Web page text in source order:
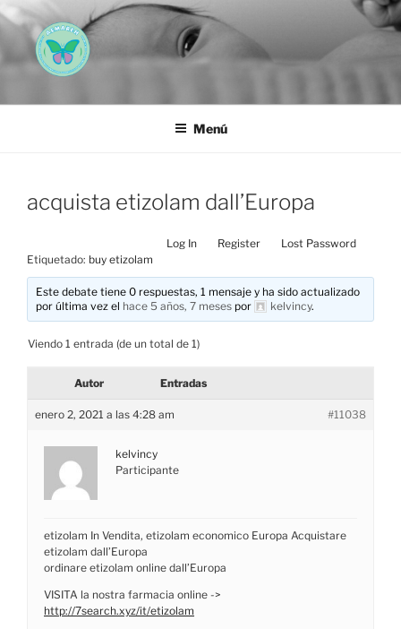
Saltar
al
contenido
AEMAREH
Menú
acquista etizolam dall’Europa
Log In Register
Lost Password
Etiquetado: buy etizolam
Este debate tiene 0 respuestas, 1 mensaje y ha sido actualizado
por última vez el hace 5 años, 7 meses por kelvincy.
Viendo 1 entrada (de un total de 1)
Autor Entradas
enero 2, 2021 a las 4:28 am #11038
kelvincy
Participante
etizolam In Vendita, etizolam economico Europa Acquistare
etizolam dall’Europa
ordinare etizolam online dall’Europa
VISITA la nostra farmacia online ->
http://7search.xyz/it/etizolam